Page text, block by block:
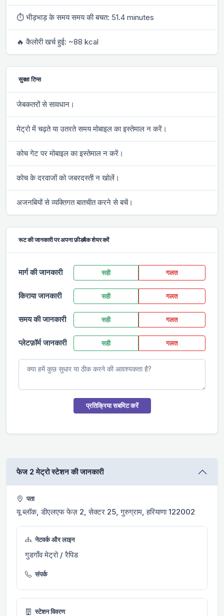
⏱ भीड़भाड़ के समय समय की बचत: 51.4 minutes
🔥 कैलोरी खर्च हुई: ~88 kcal
सुरक्षा टिप्स
जेबकतरों से सावधान।
मेट्रो में चढ़ते या उतरते समय मोबाइल का इस्तेमाल न करें।
कोच गेट पर मोबाइल का इस्तेमाल न करें।
कोच के दरवाजों को जबरदस्ती न खोलें।
अजनबियों से व्यक्तिगत बातचीत करने से बचें।
रूट की जानकारी पर अपना फ़ीडबैक शेयर करें
मार्ग की जानकारी सही गलत
किराया जानकारी सही गलत
समय की जानकारी सही गलत
प्लेटफ़ॉर्म जानकारी सही गलत
प्रतिक्रिया सबमिट करें
फेज 2 मेट्रो स्टेशन की जानकारी
पता
यू ब्लॉक, डीएलएफ फेज़ 2, सेक्टर 25, गुरुग्राम, हरियाणा 122002
नेटवर्क और लाइन
गुडगाँव मेट्रो / रैपिड
संपर्क
स्टेशन विवरण